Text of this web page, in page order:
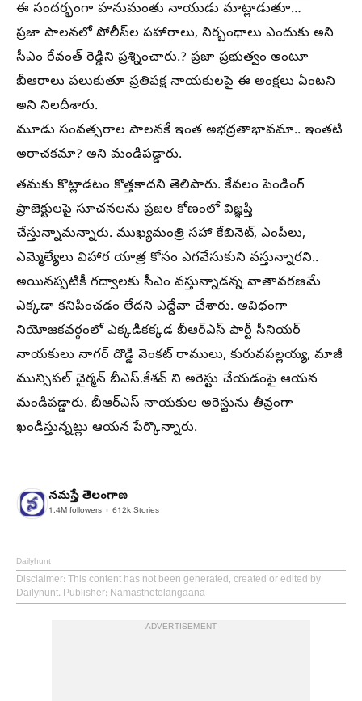
ఈ సందర్భంగా హనుమంతు నాయుడు మాట్లాడుతూ…
ప్రజా పాలనలో పోలీస్‌ల పహారాలు, నిర్బంధాలు ఎందుకు అని
సీఎం రేవంత్ రెడ్డిని ప్రశ్నించారు.? ప్రజా ప్రభుత్వం అంటూ
బీఆరాలు పలుకుతూ ప్రతిపక్ష నాయకులపై ఈ అంక్షలు ఏంటని
అని నిలదీశారు.
మూడు సంవత్సరాల పాలనకే ఇంత అభద్రతాభావమా.. ఇంతటి
అరాచకమా? అని మండిపడ్డారు.
తమకు కొట్లాడటం కొత్తకాదని తెలిపారు. కేవలం పెండింగ్
ప్రాజెక్టులపై సూచనలను ప్రజల కోణంలో విజ్ఞప్తి
చేస్తున్నామన్నారు. ముఖ్యమంత్రి సహా కేబినెట్‌, ఎంపీలు,
ఎమ్మెల్యేలు విహార యాత్ర కోసం ఎగవేసుకుని వస్తున్నారని..
అయినప్పటికీ గద్వాలకు సీఎం వస్తున్నాడన్న వాతావరణమే
ఎక్కడా కనిపించడం లేదని ఎద్దేవా చేశారు. అవిధంగా
నియోజకవర్గంలో ఎక్కడికక్కడ బీఆర్ఎస్ పార్టీ సీనియర్
నాయకులు నాగర్ దొడ్డి వెంకట్ రాములు, కురువపల్లయ్య, మాజీ
మున్సిపల్ చైర్మన్ బీఎస్.కేశవ్ ని అరెస్టు చేయడంపై ఆయన
మండిపడ్డారు. బీఆర్ఎస్ నాయకుల అరెస్టును తీవ్రంగా
ఖండిస్తున్నట్లు ఆయన పేర్కొన్నారు.
నమస్తే తెలంగాణ
1.4M followers 612k Stories
Dailyhunt
Disclaimer: This content has not been generated, created or edited by
Dailyhunt. Publisher: Namasthetelangaana
ADVERTISEMENT